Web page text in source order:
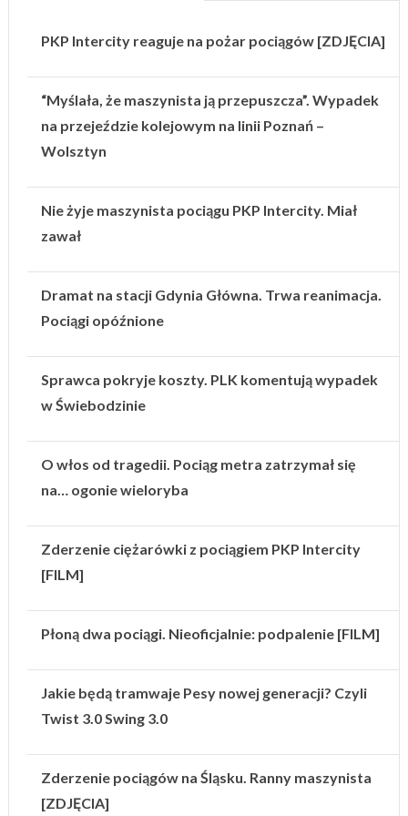
PKP Intercity reaguje na pożar pociągów [ZDJĘCIA]
“Myślała, że maszynista ją przepuszcza”. Wypadek
na przejeździe kolejowym na linii Poznań –
Wolsztyn
Nie żyje maszynista pociągu PKP Intercity. Miał
zawał
Dramat na stacji Gdynia Główna. Trwa reanimacja.
Pociągi opóźnione
Sprawca pokryje koszty. PLK komentują wypadek
w Świebodzinie
O włos od tragedii. Pociąg metra zatrzymał się
na… ogonie wieloryba
Zderzenie ciężarówki z pociągiem PKP Intercity
[FILM]
Płoną dwa pociągi. Nieoficjalnie: podpalenie [FILM]
Jakie będą tramwaje Pesy nowej generacji? Czyli
Twist 3.0 Swing 3.0
Zderzenie pociągów na Śląsku. Ranny maszynista
[ZDJĘCIA]